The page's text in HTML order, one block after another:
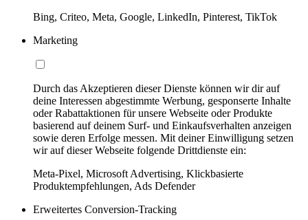
Bing, Criteo, Meta, Google, LinkedIn, Pinterest, TikTok
Marketing
Durch das Akzeptieren dieser Dienste können wir dir auf
deine Interessen abgestimmte Werbung, gesponserte Inhalte
oder Rabattaktionen für unsere Webseite oder Produkte
basierend auf deinem Surf- und Einkaufsverhalten anzeigen
sowie deren Erfolge messen. Mit deiner Einwilligung setzen
wir auf dieser Webseite folgende Drittdienste ein:
Meta-Pixel, Microsoft Advertising, Klickbasierte
Produktempfehlungen, Ads Defender
Erweitertes Conversion-Tracking